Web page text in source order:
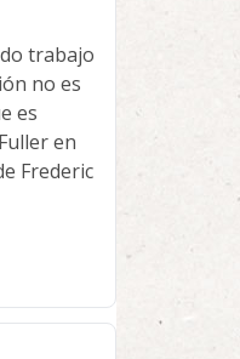
trabajo
no es
es
en
Frederic